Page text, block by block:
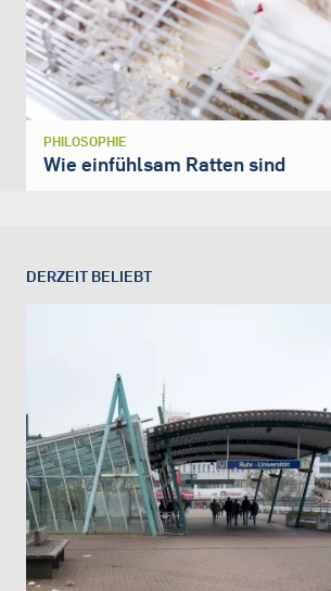
PHILOSOPHIE
Wie einfühlsam Ratten sind
DERZEIT BELIEBT